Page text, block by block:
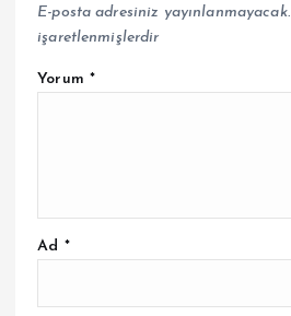
E-posta adresiniz yayınlanmayacak.
işaretlenmişlerdir
Yorum *
Ad *